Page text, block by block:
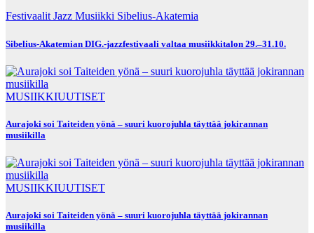
FestivaalitJazz Musiikki Sibelius-Akatemia
Sibelius-Akatemian DIG.-jazzfestivaali valtaa musiikkitalon 29.–31.10.
MUSIIKKIUUTISET
Aurajoki soi Taiteiden yönä – suuri kuorojuhla täyttää jokirannan
musiikilla
MUSIIKKIUUTISET
Aurajoki soi Taiteiden yönä – suuri kuorojuhla täyttää jokirannan
musiikilla